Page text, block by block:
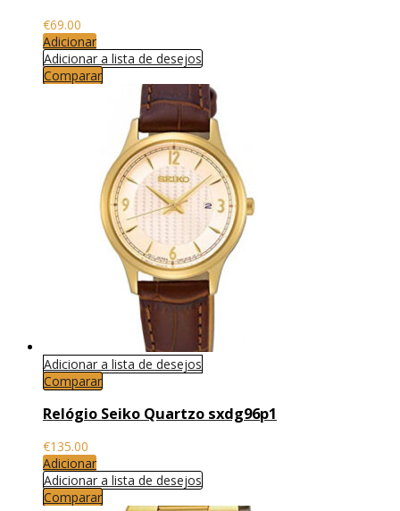
€69.00
Adicionar
Adicionar a lista de desejos
Comparar
Adicionar a lista de desejos
Comparar
Relógio Seiko Quartzo sxdg96p1
€135.00
Adicionar
Adicionar a lista de desejos
Comparar